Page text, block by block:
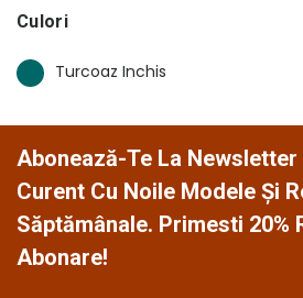
Culori
Turcoaz Inchis
Abonează-Te La Newsletter
Curent Cu Noile Modele Și
Săptămânale. Primesti 20%
Abonare!